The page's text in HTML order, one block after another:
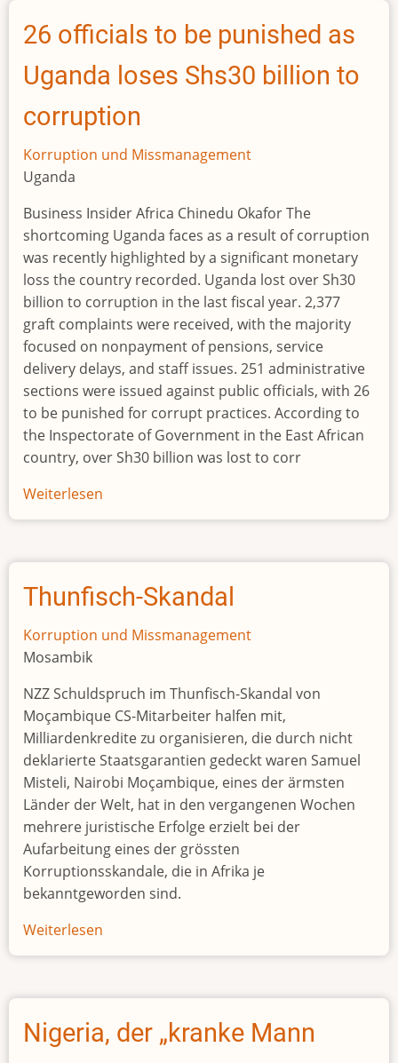
packt
aus
26 officials to be punished as
Uganda loses Shs30 billion to
corruption
Korruption und Missmanagement
Uganda
Business Insider Africa Chinedu Okafor The
shortcoming Uganda faces as a result of corruption
was recently highlighted by a significant monetary
loss the country recorded. Uganda lost over Sh30
billion to corruption in the last fiscal year. 2,377
graft complaints were received, with the majority
focused on nonpayment of pensions, service
delivery delays, and staff issues. 251 administrative
sections were issued against public officials, with 26
to be punished for corrupt practices. According to
the Inspectorate of Government in the East African
country, over Sh30 billion was lost to corr
Weiterlesen
26
to
punished
Shs30
billion
to
corruption
Thunfisch-Skandal
Korruption und Missmanagement
Mosambik
NZZ Schuldspruch im Thunfisch-Skandal von
Moçambique CS-Mitarbeiter halfen mit,
Milliardenkredite zu organisieren, die durch nicht
deklarierte Staatsgarantien gedeckt waren Samuel
Misteli, Nairobi Moçambique, eines der ärmsten
Länder der Welt, hat in den vergangenen Wochen
mehrere juristische Erfolge erzielt bei der
Aufarbeitung eines der grössten
Korruptionsskandale, die in Afrika je
bekanntgeworden sind.
Weiterlesen
Thunfisch-
Nigeria, der „kranke Mann